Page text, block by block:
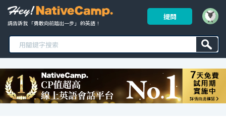
請告訴我 「勇敢向前踏出一步」 的英語！
提問